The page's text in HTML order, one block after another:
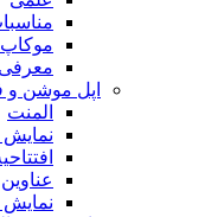
موکاپ
معرفی
اپل موشن و
المنت
نمایش
عناوین
نمایش